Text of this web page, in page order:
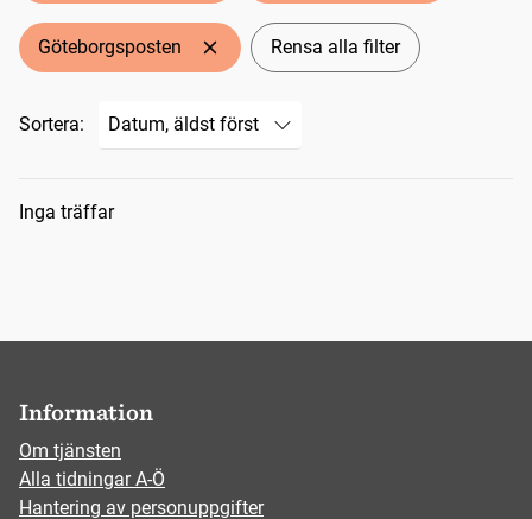
Göteborgsposten Rensa alla filter
Sortera:
Sökresultat
Inga träffar
Information
Om tjänsten
Alla tidningar A-Ö
Hantering av personuppgifter